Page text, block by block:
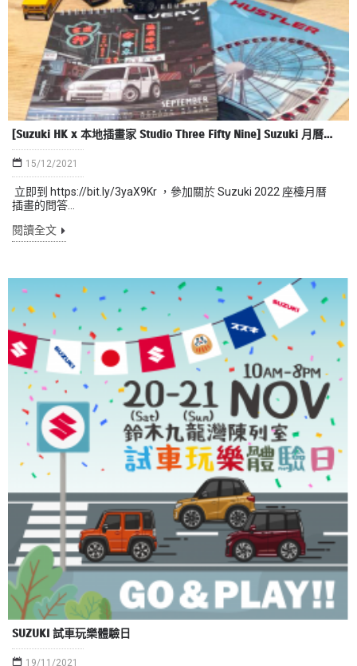
[Suzuki HK x 本地插畫家 Studio Three Fifty Nine️] Suzuki 月曆派發詳情
15/12/2021
立即到 https://bit.ly/3yaX9Kr ，參加關於 Suzuki 2022 座檯月曆
插畫的問答...
閱讀全文
SUZUKI 試車玩樂體驗日
19/11/2021